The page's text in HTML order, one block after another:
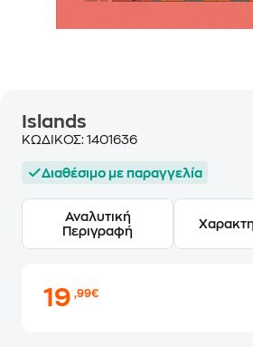
Islands
ΚΩΔΙΚΟΣ: 1401636
Διαθέσιμο με παραγγελία
Αναλυτική
Περιγραφή
19,99€